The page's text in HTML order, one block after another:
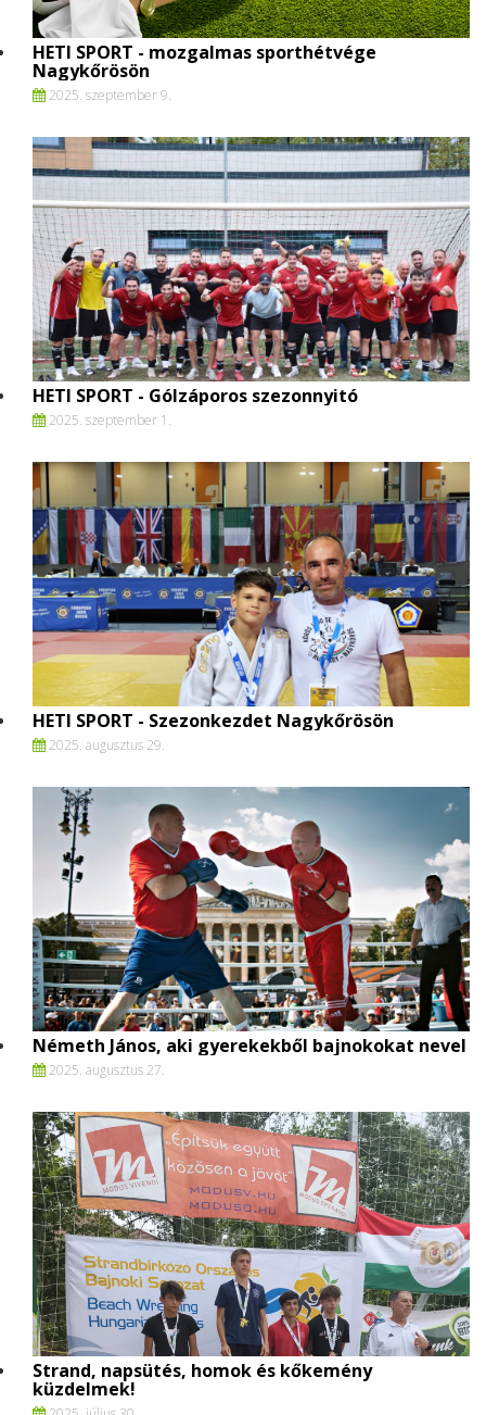
HETI SPORT - mozgalmas sporthétvége
Nagykőrösön
2025. szeptember 9.
HETI SPORT - Gólzáporos szezonnyitó
2025. szeptember 1.
HETI SPORT - Szezonkezdet Nagykőrösön
2025. augusztus 29.
Németh János, aki gyerekekből bajnokokat nevel
2025. augusztus 27.
Strand, napsütés, homok és kőkemény
küzdelmek!